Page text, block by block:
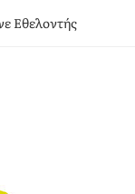
Εθελοντής